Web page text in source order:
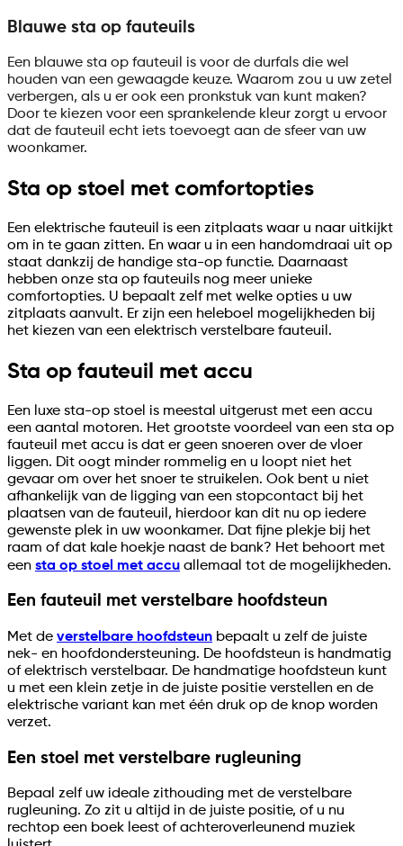
Blauwe sta op fauteuils
Een blauwe sta op fauteuil is voor de durfals die wel
houden van een gewaagde keuze. Waarom zou u uw zetel
verbergen, als u er ook een pronkstuk van kunt maken?
Door te kiezen voor een sprankelende kleur zorgt u ervoor
dat de fauteuil echt iets toevoegt aan de sfeer van uw
woonkamer.
Sta op stoel met comfortopties
Een elektrische fauteuil is een zitplaats waar u naar uitkijkt
om in te gaan zitten. En waar u in een handomdraai uit op
staat dankzij de handige sta-op functie. Daarnaast
hebben onze sta op fauteuils nog meer unieke
comfortopties. U bepaalt zelf met welke opties u uw
zitplaats aanvult. Er zijn een heleboel mogelijkheden bij
het kiezen van een elektrisch verstelbare fauteuil.
Sta op fauteuil met accu
Een luxe sta-op stoel is meestal uitgerust met een accu
een aantal motoren. Het grootste voordeel van een sta op
fauteuil met accu is dat er geen snoeren over de vloer
liggen. Dit oogt minder rommelig en u loopt niet het
gevaar om over het snoer te struikelen. Ook bent u niet
afhankelijk van de ligging van een stopcontact bij het
plaatsen van de fauteuil, hierdoor kan dit nu op iedere
gewenste plek in uw woonkamer. Dat fijne plekje bij het
raam of dat kale hoekje naast de bank? Het behoort met
een sta op stoel met accu allemaal tot de mogelijkheden.
Een fauteuil met verstelbare hoofdsteun
Met de verstelbare hoofdsteun bepaalt u zelf de juiste
nek- en hoofdondersteuning. De hoofdsteun is handmatig
of elektrisch verstelbaar. De handmatige hoofdsteun kunt
u met een klein zetje in de juiste positie verstellen en de
elektrische variant kan met één druk op de knop worden
verzet.
Een stoel met verstelbare rugleuning
Bepaal zelf uw ideale zithouding met de verstelbare
rugleuning. Zo zit u altijd in de juiste positie, of u nu
rechtop een boek leest of achteroverleunend muziek